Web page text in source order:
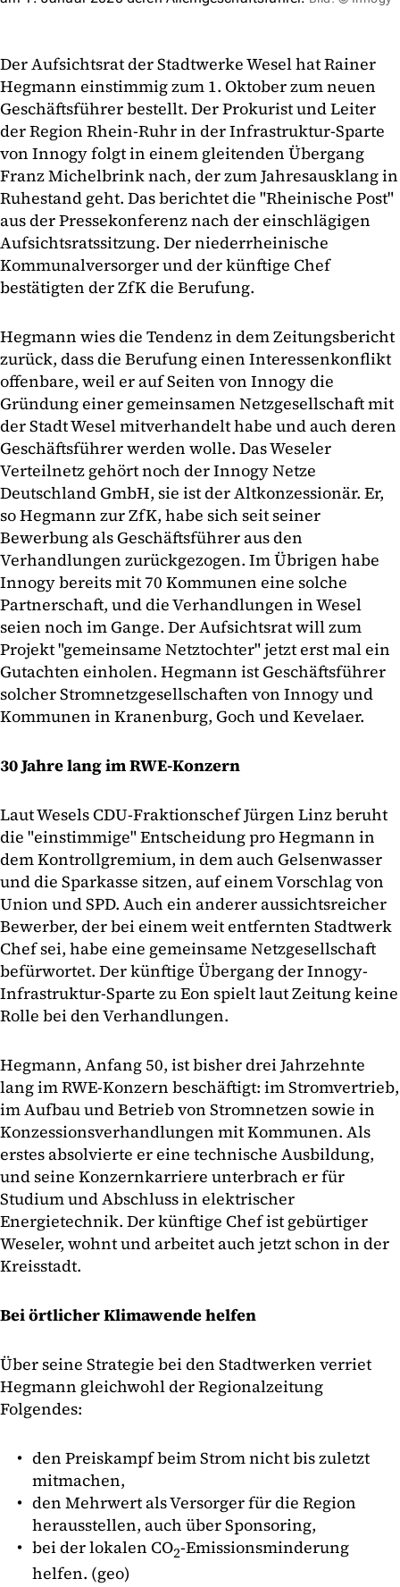
Der Aufsichtsrat der Stadtwerke Wesel hat Rainer
Hegmann einstimmig zum 1. Oktober zum neuen
Geschäftsführer bestellt. Der Prokurist und Leiter
der Region Rhein-Ruhr in der Infrastruktur-Sparte
von Innogy folgt in einem gleitenden Übergang
Franz Michelbrink nach, der zum Jahresausklang in
Ruhestand geht. Das berichtet die "Rheinische Post"
aus der Pressekonferenz nach der einschlägigen
Aufsichtsratssitzung. Der niederrheinische
Kommunalversorger und der künftige Chef
bestätigten der ZfK die Berufung.
Hegmann wies die Tendenz in dem Zeitungsbericht
zurück, dass die Berufung einen Interessenkonflikt
offenbare, weil er auf Seiten von Innogy die
Gründung einer gemeinsamen Netzgesellschaft mit
der Stadt Wesel mitverhandelt habe und auch deren
Geschäftsführer werden wolle. Das Weseler
Verteilnetz gehört noch der Innogy Netze
Deutschland GmbH, sie ist der Altkonzessionär. Er,
so Hegmann zur ZfK, habe sich seit seiner
Bewerbung als Geschäftsführer aus den
Verhandlungen zurückgezogen. Im Übrigen habe
Innogy bereits mit 70 Kommunen eine solche
Partnerschaft, und die Verhandlungen in Wesel
seien noch im Gange. Der Aufsichtsrat will zum
Projekt "gemeinsame Netztochter" jetzt erst mal ein
Gutachten einholen. Hegmann ist Geschäftsführer
solcher Stromnetzgesellschaften von Innogy und
Kommunen in Kranenburg, Goch und Kevelaer.
30 Jahre lang im RWE-Konzern
Laut Wesels CDU-Fraktionschef Jürgen Linz beruht
die "einstimmige" Entscheidung pro Hegmann in
dem Kontrollgremium, in dem auch Gelsenwasser
und die Sparkasse sitzen, auf einem Vorschlag von
Union und SPD. Auch ein anderer aussichtsreicher
Bewerber, der bei einem weit entfernten Stadtwerk
Chef sei, habe eine gemeinsame Netzgesellschaft
befürwortet. Der künftige Übergang der Innogy-
Infrastruktur-Sparte zu Eon spielt laut Zeitung keine
Rolle bei den Verhandlungen.
Hegmann, Anfang 50, ist bisher drei Jahrzehnte
lang im RWE-Konzern beschäftigt: im Stromvertrieb,
im Aufbau und Betrieb von Stromnetzen sowie in
Konzessionsverhandlungen mit Kommunen. Als
erstes absolvierte er eine technische Ausbildung,
und seine Konzernkarriere unterbrach er für
Studium und Abschluss in elektrischer
Energietechnik. Der künftige Chef ist gebürtiger
Weseler, wohnt und arbeitet auch jetzt schon in der
Kreisstadt.
Bei örtlicher Klimawende helfen
Über seine Strategie bei den Stadtwerken verriet
Hegmann gleichwohl der Regionalzeitung
Folgendes:
den Preiskampf beim Strom nicht bis zuletzt
mitmachen,
den Mehrwert als Versorger für die Region
herausstellen, auch über Sponsoring,
bei der lokalen CO2-Emissionsminderung
helfen. (geo)